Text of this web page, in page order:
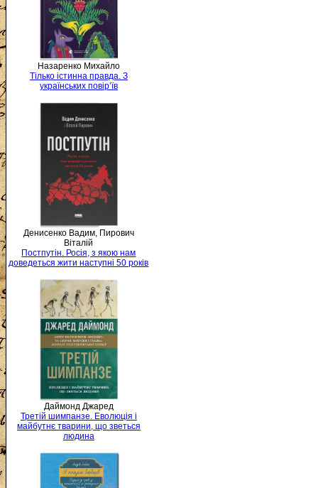
Назаренко Михайло
Тілько істинна правда. З
українських повір’їв
Денисенко Вадим, Пирович
Віталій
Постпутін. Росія, з якою нам
доведеться жити наступні 50 років
Даймонд Джаред
Третій шимпанзе. Еволюція і
майбутнє тварини, що зветься
людина